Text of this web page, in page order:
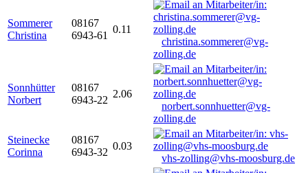
Sommerer
Christina
08167
6943-61
0.11
christina.sommerer@vg-
zolling.de
Sonnhütter
Norbert
08167
6943-22
2.06
norbert.sonnhuetter@vg-
zolling.de
Steinecke
Corinna
08167
6943-32
0.03
vhs-zolling@vhs-moosburg.de